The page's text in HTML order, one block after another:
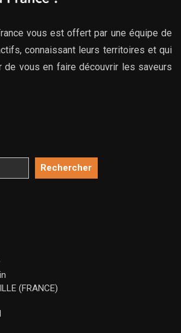
vous est offert par une équipe de
connaissant leurs territoires et qui
de vous en faire découvrir les saveurs
Rechercher
(FRANCE)